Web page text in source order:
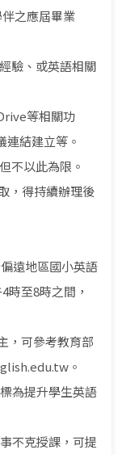
之應屆畢業
驗、或英語相關
等相關功
結建立等。
不以此為限。
，得持續辦理後
遠地區國小英語
時至8時之間，
，可參考教育部
。
為提升學生英語
不克授課，可提